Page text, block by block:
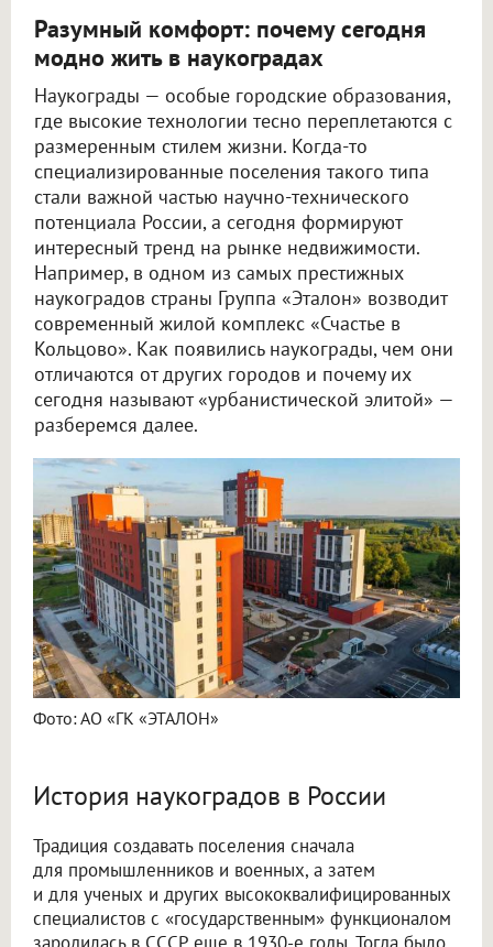
Разумный комфорт: почему сегодня
модно жить в наукоградах
Наукограды — особые городские образования,
где высокие технологии тесно переплетаются с
размеренным стилем жизни. Когда-то
специализированные поселения такого типа
стали важной частью научно-технического
потенциала России, а сегодня формируют
интересный тренд на рынке недвижимости.
Например, в одном из самых престижных
наукоградов страны Группа «Эталон» возводит
современный жилой комплекс «Счастье в
Кольцово». Как появились наукограды, чем они
отличаются от других городов и почему их
сегодня называют «урбанистической элитой» —
разберемся далее.
Фото: АО «ГК «ЭТАЛОН»
История наукоградов в России
Традиция создавать поселения сначала
для промышленников и военных, а затем
и для ученых и других высококвалифицированных
специалистов с «государственным» функционалом